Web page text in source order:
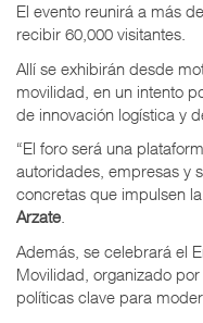
El evento reunirá a más
recibir 60,000 visitantes.
Allí se exhibirán desde
movilidad, en un intento
de innovación logística y
“El foro será una
autoridades, empresas y
concretas que impulsen
Arzate
Además, se celebrará el
Movilidad, organizado
políticas clave para